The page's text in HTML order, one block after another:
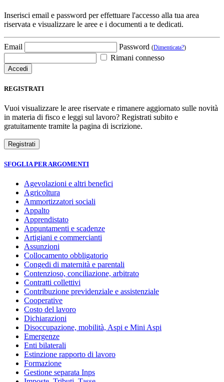
Inserisci email e password per effettuare l'accesso alla tua area
riservata e visualizzare le aree e i documenti a te dedicati.
Email Password (Dimenticata?)
Rimani connesso
REGISTRATI
Vuoi visualizzare le aree riservate e rimanere aggiornato sulle novità
in materia di fisco e leggi sul lavoro? Registrati subito e
gratuitamente tramite la pagina di iscrizione.
SFOGLIA PER ARGOMENTI
Agevolazioni e altri benefici
Agricoltura
Ammortizzatori sociali
Appalto
Apprendistato
Appuntamenti e scadenze
Artigiani e commercianti
Assunzioni
Collocamento obbligatorio
Congedi di maternità e parentali
Contenzioso, conciliazione, arbitrato
Contratti collettivi
Contribuzione previdenziale e assistenziale
Cooperative
Costo del lavoro
Dichiarazioni
Disoccupazione, mobilità, Aspi e Mini Aspi
Emergenze
Enti bilaterali
Estinzione rapporto di lavoro
Formazione
Gestione separata Inps